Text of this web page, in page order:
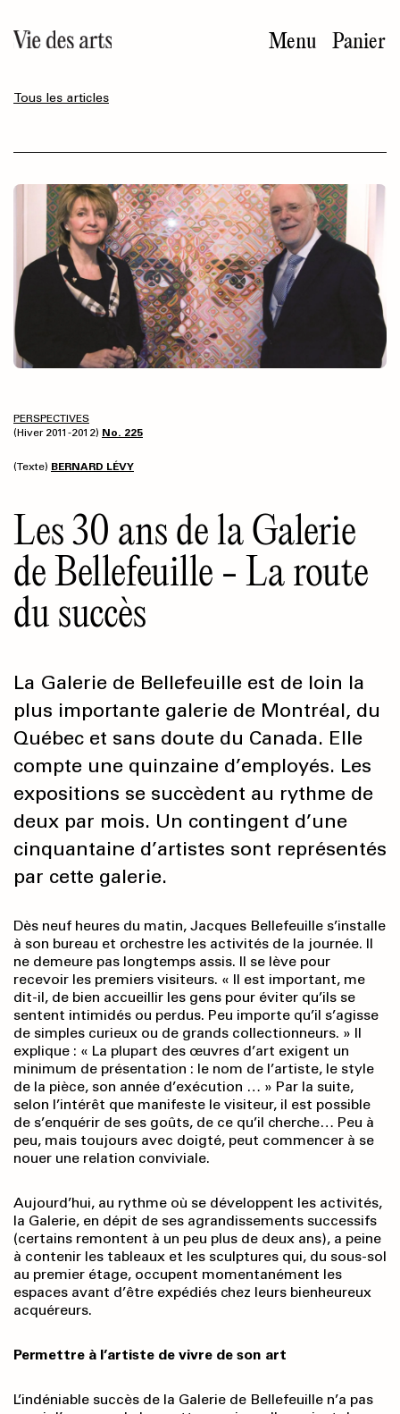
au
contenu
Menu Panier
Tous les articles
PERSPECTIVES
(Hiver 2011-2012) No. 225
(Texte) BERNARD LÉVY
Les 30 ans de la Galerie
de Bellefeuille - La route
du succès
La Galerie de Bellefeuille est de loin la
plus importante galerie de Montréal, du
Québec et sans doute du Canada. Elle
compte une quinzaine d’employés. Les
expositions se succèdent au rythme de
deux par mois. Un contingent d’une
cinquantaine d’artistes sont représentés
par cette galerie.
Dès neuf heures du matin, Jacques Bellefeuille s’installe
à son bureau et orchestre les activités de la journée. Il
ne demeure pas longtemps assis. Il se lève pour
recevoir les premiers visiteurs. « Il est important, me
dit-il, de bien accueillir les gens pour éviter qu’ils se
sentent intimidés ou perdus. Peu importe qu’il s’agisse
de simples curieux ou de grands collectionneurs. » Il
explique : « La plupart des œuvres d’art exigent un
minimum de présentation : le nom de l’artiste, le style
de la pièce, son année d’exécution … » Par la suite,
selon l’intérêt que manifeste le visiteur, il est possible
de s’enquérir de ses goûts, de ce qu’il cherche… Peu à
peu, mais toujours avec doigté, peut commencer à se
nouer une relation conviviale.
Aujourd’hui, au rythme où se développent les activités,
la Galerie, en dépit de ses agrandissements successifs
(certains remontent à un peu plus de deux ans), a peine
à contenir les tableaux et les sculptures qui, du sous-sol
au premier étage, occupent momentanément les
espaces avant d’être expédiés chez leurs bienheureux
acquéreurs.
Permettre à l’artiste de vivre de son art
L’indéniable succès de la Galerie de Bellefeuille n’a pas